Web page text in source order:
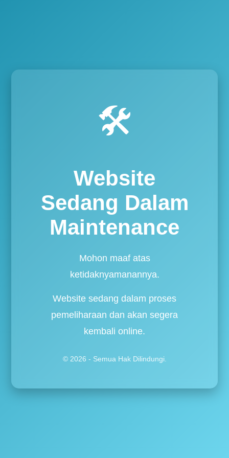
🛠️
Website
Sedang Dalam
Maintenance
Mohon maaf atas
ketidaknyamanannya.
Website sedang dalam proses
pemeliharaan dan akan segera
kembali online.
© 2026 - Semua Hak Dilindungi.